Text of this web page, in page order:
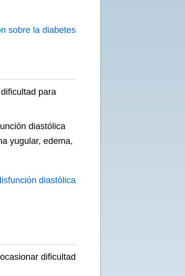
sobre la diabetes
para
diastólica
yugular, edema,
diastólica
dificultad